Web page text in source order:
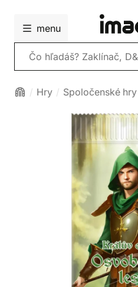
menu
Vyhľadávanie
Hry Spoločenské hry